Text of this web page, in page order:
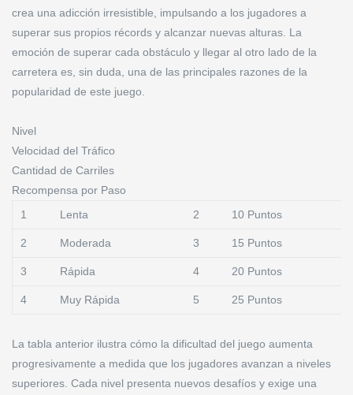
crea una adicción irresistible, impulsando a los jugadores a
superar sus propios récords y alcanzar nuevas alturas. La
emoción de superar cada obstáculo y llegar al otro lado de la
carretera es, sin duda, una de las principales razones de la
popularidad de este juego.
Nivel
Velocidad del Tráfico
Cantidad de Carriles
Recompensa por Paso
1
Lenta 2 10 Puntos
2 Moderada 3 15 Puntos
3 Rápida 4 20 Puntos
4 Muy Rápida 5 25 Puntos
La tabla anterior ilustra cómo la dificultad del juego aumenta
progresivamente a medida que los jugadores avanzan a niveles
superiores. Cada nivel presenta nuevos desafíos y exige una